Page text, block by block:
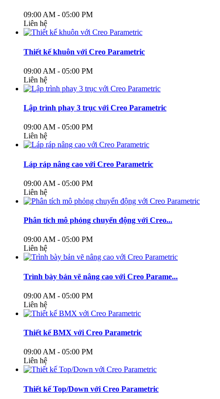
09:00 AM - 05:00 PM
Liên hệ
Thiết kế khuôn với Creo Parametric
09:00 AM - 05:00 PM
Liên hệ
Lập trình phay 3 trục với Creo Parametric
09:00 AM - 05:00 PM
Liên hệ
Láp ráp nâng cao với Creo Parametric
09:00 AM - 05:00 PM
Liên hệ
Phân tích mô phỏng chuyển động với Creo...
09:00 AM - 05:00 PM
Liên hệ
Trình bày bản vẽ nâng cao với Creo Parame...
09:00 AM - 05:00 PM
Liên hệ
Thiết kế BMX với Creo Parametric
09:00 AM - 05:00 PM
Liên hệ
Thiết kế Top/Down với Creo Parametric